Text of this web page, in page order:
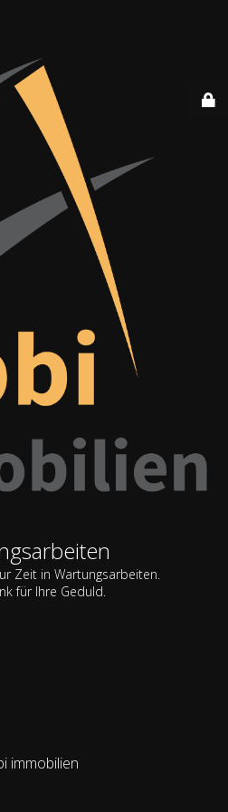
Zeit in Wartungsarbeiten.
für Ihre Geduld.
immobilien